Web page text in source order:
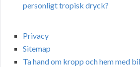
personligt tropisk dryck?
Privacy
Sitemap
Ta hand om kropp och hem med